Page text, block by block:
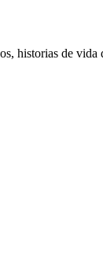
historias de